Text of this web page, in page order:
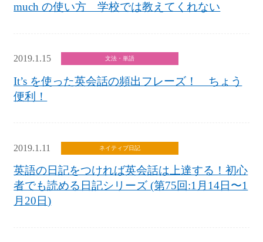
much の使い方 学校では教えてくれない
2019.1.15 文法・単語
It’s を使った英会話の頻出フレーズ！ ちょう
便利！
2019.1.11 ネイティブ日記
英語の日記をつければ英会話は上達する！初心
者でも読める日記シリーズ (第75回:1月14日〜1
月20日)